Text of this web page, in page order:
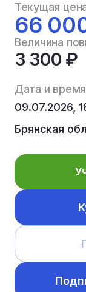
Текущая
66
Величина
3 300 ₽
Дата и
09.07.2026,
Брянская